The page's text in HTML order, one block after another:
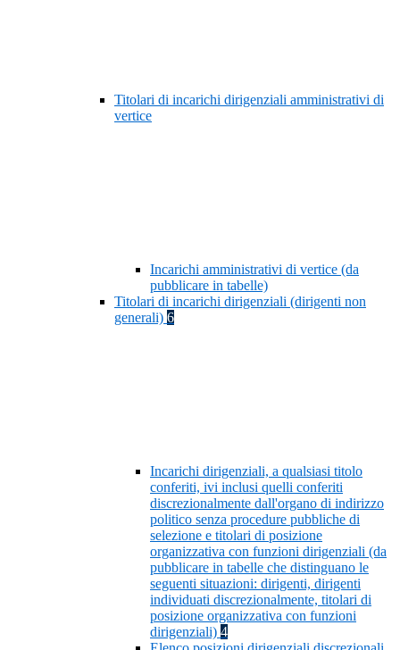
Titolari di incarichi dirigenziali amministrativi di
vertice
Incarichi amministrativi di vertice (da
pubblicare in tabelle)
Titolari di incarichi dirigenziali (dirigenti non
generali) 6
Incarichi dirigenziali, a qualsiasi titolo
conferiti, ivi inclusi quelli conferiti
discrezionalmente dall'organo di indirizzo
politico senza procedure pubbliche di
selezione e titolari di posizione
organizzativa con funzioni dirigenziali (da
pubblicare in tabelle che distinguano le
seguenti situazioni: dirigenti, dirigenti
individuati discrezionalmente, titolari di
posizione organizzativa con funzioni
dirigenziali) 4